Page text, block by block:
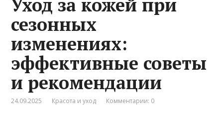
Уход за кожей при
сезонных
изменениях:
эффективные советы
и рекомендации
24.09.2025 Красота и уход Комментарии: 0